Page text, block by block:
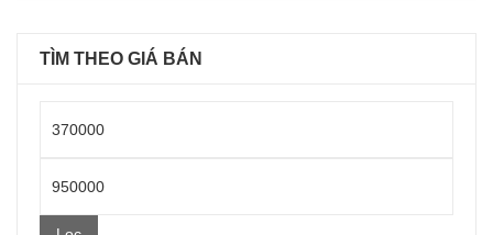
TÌM THEO GIÁ BÁN
nhất
cao